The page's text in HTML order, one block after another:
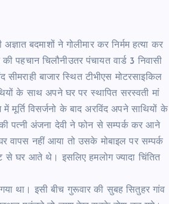
बदमाशों ने गोलीमार कर निर्मम हत्या कर
पहचान चिलौनीउतर पंचायत वार्ड 3 निवासी
बाजार स्थित टीभीएस मोटरसाइकिल
के साथ अपने घर पर स्थापित सरस्वती मां
मूर्ति विसर्जनो के बाद अरविंद अपने साथियों के
पत्नी अंजना देवी ने फोन से सम्पर्क कर आने
नहीं आया तो उसके मोबाइल पर सम्पर्क
घर आते थे। इसलिए हमलोग ज्यादा चिंतित
गया था। इसी बीच गुरूवार की सुबह सितुहर गांव